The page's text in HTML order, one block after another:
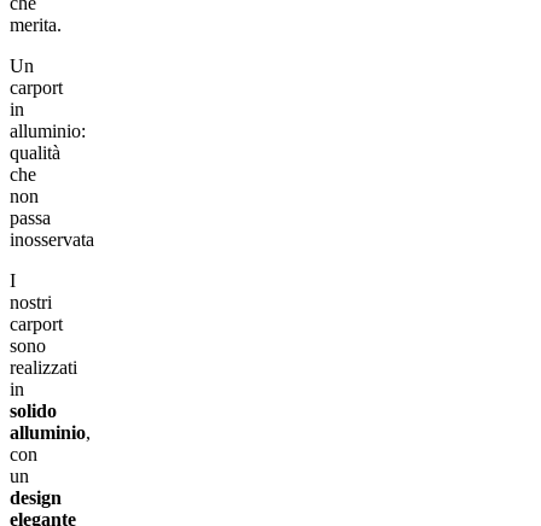
merita.
Un
carport
in
alluminio:
qualità
che
non
passa
inosservata
I
nostri
carport
sono
realizzati
in
solido
alluminio,
con
un
design
elegante